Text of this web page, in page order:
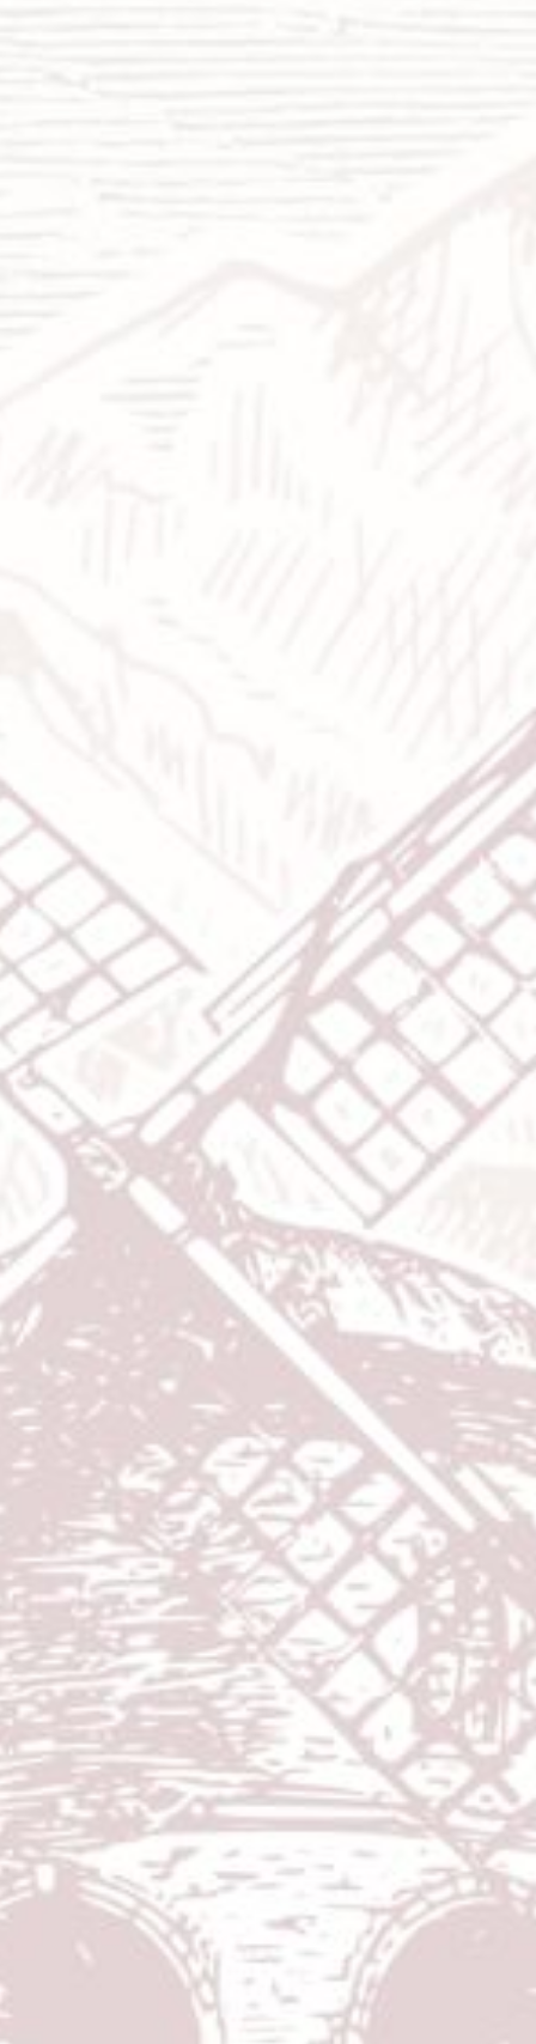
Dengan memohon Rahmat dan Ridho Allah SWT yang telah
menciptakan makhluk-Nya secara berpasang-pasangan
Kami bermaksud menyelenggarakan pernikahan kami
Shinta Wulandari
Putri kedua dari bapak Didi (udid) & ibu Dede Tarliyah
&
Muhamad Zaki
Putra kedua dari bapak Yayat Ruhyat & Ibu Iis Makliah